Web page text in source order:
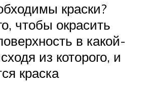
краски?
чтобы окрасить
в какой-
из которого, и
краска